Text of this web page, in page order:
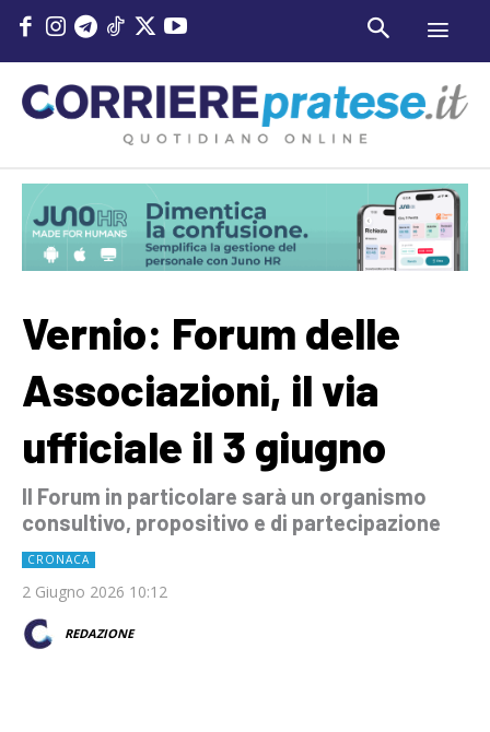
Vernio: Forum delle
Associazioni, il via
ufficiale il 3 giugno
Il Forum in particolare sarà un organismo
consultivo, propositivo e di partecipazione
CRONACA
2 Giugno 2026 10:12
REDAZIONE